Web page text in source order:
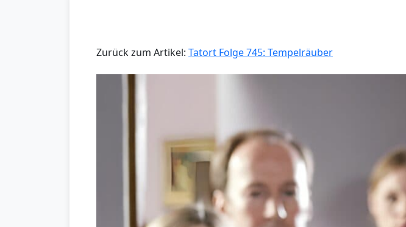
Zurück zum Artikel: Tatort Folge 745: Tempelräuber